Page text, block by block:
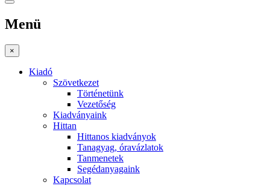
Menü
×
Kiadó
Szövetkezet
Történetünk
Vezetőség
Kiadványaink
Hittan
Hittanos kiadványok
Tanagyag, óravázlatok
Tanmenetek
Segédanyagaink
Kapcsolat